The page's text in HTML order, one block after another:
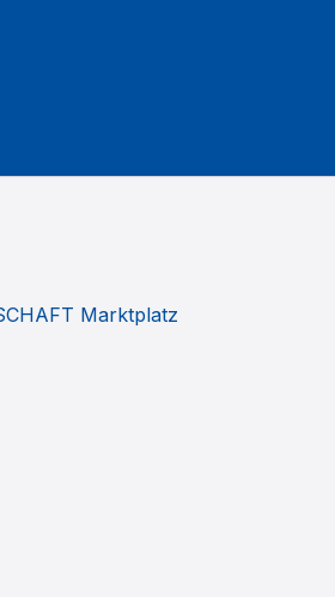
Marktplatz